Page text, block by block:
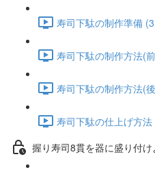
寿司下駄の制作準備
寿司下駄の制作方法(
寿司下駄の制作方法(
寿司下駄の仕上げ方
握り寿司8貫を器に盛り付け